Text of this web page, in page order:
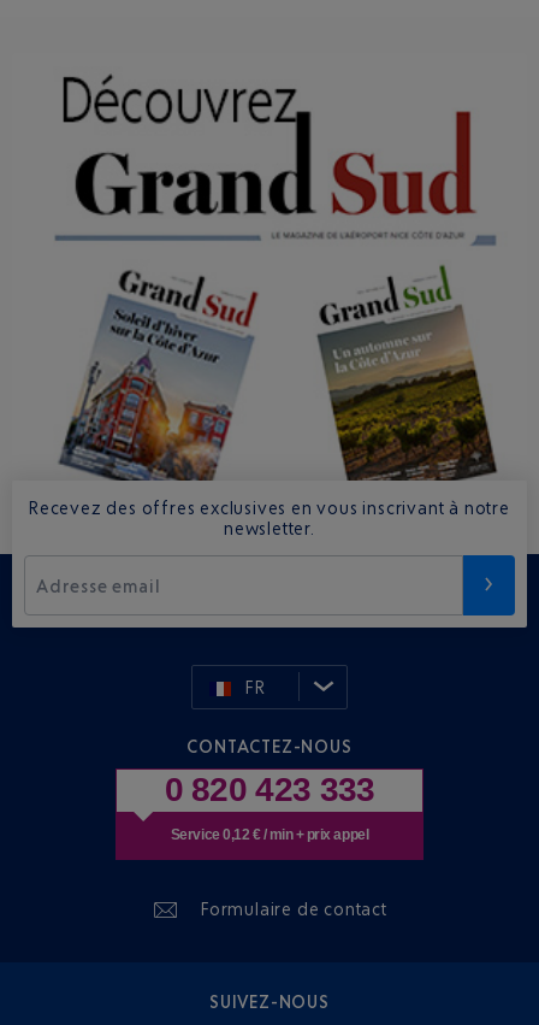
Recevez des offres exclusives en vous inscrivant à notre
newsletter.
Adresse email
FR
CONTACTEZ-NOUS
0 820 423 333
Service 0,12 € / min + prix appel
Formulaire de contact
SUIVEZ-NOUS